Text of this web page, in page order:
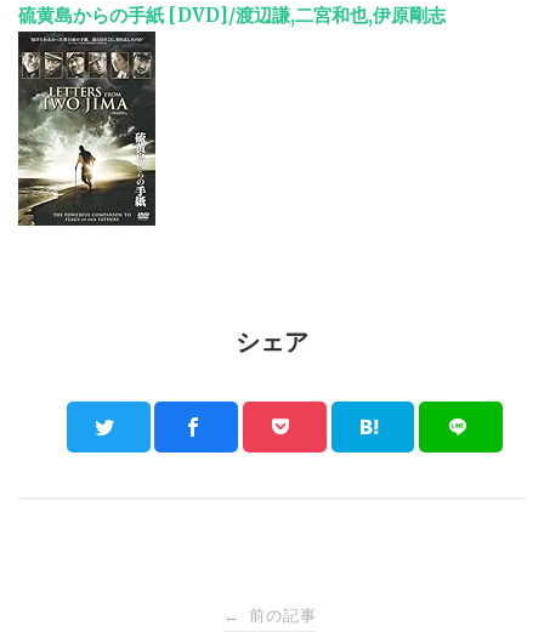
硫黄島からの手紙 [DVD]/渡辺謙,二宮和也,伊原剛志
シェア
← 前の記事